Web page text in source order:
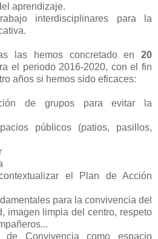
aprendizaje.
interdisciplinares para la
las hemos concretado en 20
el periodo 2016-2020, con el fin
años si hemos sido eficaces:
de grupos para evitar la
públicos (patios, pasillos,
el Plan de Acción
para la convivencia del
imagen limpia del centro, respeto
Convivencia como espacio